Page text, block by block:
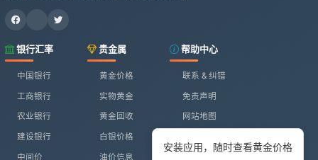
安装应用，随时查看黄金价格
银行汇率
中国银行
工商银行
农业银行
建设银行
中间价
贵金属
黄金价格
实物黄金
黄金回收
白银价格
油价信息
帮助中心
联系 & 纠错
免责声明
网站地图